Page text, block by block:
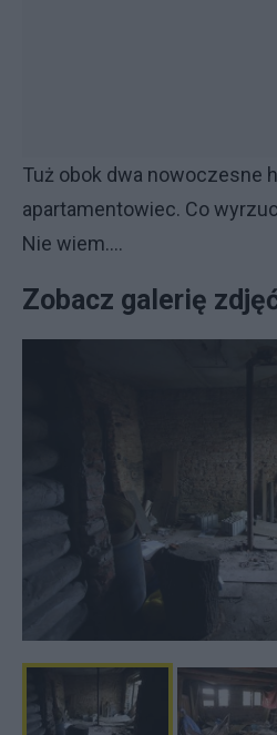
Tuż obok dwa nowoczesne
apartamentowiec. Co
Nie wiem....
Zobacz galerię